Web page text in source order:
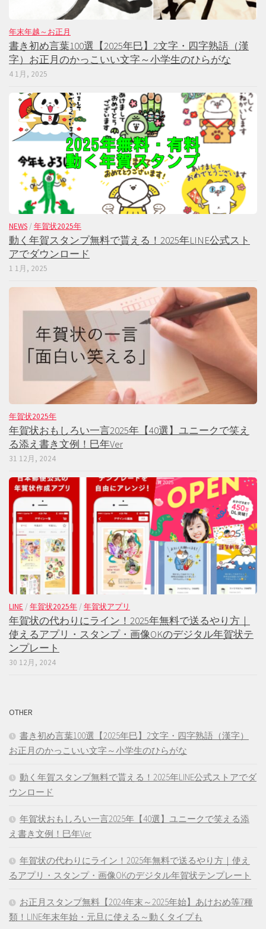
年末年越～お正月
書き初め言葉100選【2025年巳】2文字・四字熟語（漢
字）お正月のかっこいい文字～小学生のひらがな
4 1月, 2025
NEWS/ 年賀状2025年
動く年賀スタンプ無料で貰える！2025年LINE公式スト
アでダウンロード
1 1月, 2025
年賀状2025年
年賀状おもしろい一言2025年【40選】ユニークで笑え
る添え書き文例！巳年Ver
31 12月, 2024
LINE / 年賀状2025年 / 年賀状アプリ
年賀状の代わりにライン！2025年無料で送るやり方｜
使えるアプリ・スタンプ・画像OKのデジタル年賀状テ
ンプレート
30 12月, 2024
OTHER
書き初め言葉100選【2025年巳】2文字・四字熟語（漢字）
お正月のかっこいい文字～小学生のひらがな
動く年賀スタンプ無料で貰える！2025年LINE公式ストアでダ
ウンロード
年賀状おもしろい一言2025年【40選】ユニークで笑える添
え書き文例！巳年Ver
年賀状の代わりにライン！2025年無料で送るやり方｜使え
るアプリ・スタンプ・画像OKのデジタル年賀状テンプレート
お正月スタンプ無料【2024年末～2025年始】あけおめ等7種
類！LINE年末年始・元旦に使える～動くタイプも